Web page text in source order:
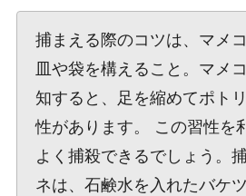
捕まえる際のコツは、マメ
皿や袋を構えること。マメ
知すると、足を縮めてポト
性があります。 この習性を
よく捕殺できるでしょう。
ネは、石鹸水を入れたバケ